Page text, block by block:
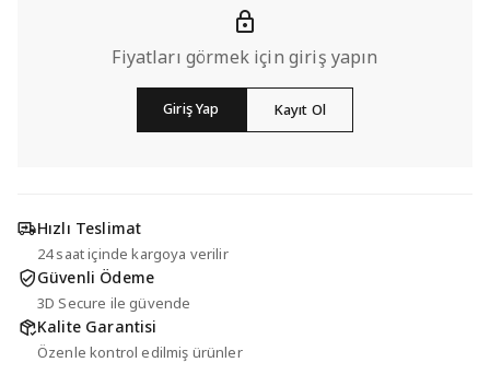
Fiyatları görmek için giriş yapın
Giriş Yap Kayıt Ol
Hızlı Teslimat
24 saat içinde kargoya verilir
Güvenli Ödeme
3D Secure ile güvende
Kalite Garantisi
Özenle kontrol edilmiş ürünler